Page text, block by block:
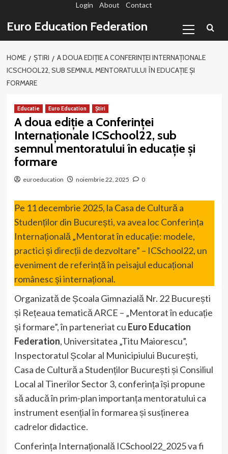
conținut
Login About Contact
Euro Education Federation
Menu
HOME ȘTIRI
A DOUA EDIȚIE A CONFERINȚEI INTERNAȚIONALE
ICSCHOOL22, SUB SEMNUL MENTORATULUI ÎN EDUCAȚIE ȘI
FORMARE
Educatie Euro Education Știri
A doua ediție a Conferinței
Internaționale ICSchool22, sub
semnul mentoratului în educație și
formare
euroeducation noiembrie 22, 2025 0
Pe 11 decembrie 2025, la Casa de Cultură a
Studenților din București, va avea loc Conferința
Internațională „Mentorat în educație: modele,
practici și direcții de dezvoltare” – ICSchool22, un
eveniment de referință în peisajul educațional
românesc și internațional.
Organizată de Școala Gimnazială Nr. 22 București
și Rețeaua tematică ARCE – „Mentorat în educație
și formare”, în parteneriat cu Euro Education
Federation, Universitatea „Titu Maiorescu”,
Inspectoratul Școlar al Municipiului București,
Casa de Cultură a Studenților București și Consiliul
Local al Tinerilor Sector 3, conferința își propune
să aducă în prim-plan importanța mentoratului ca
instrument esențial în formarea și susținerea
cadrelor didactice.
Conferința Internațională ICSchool22_2025 va fi